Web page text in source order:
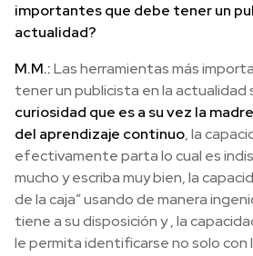
importantes que debe tener un
actualidad?
M.M.:Las herramientas más
tener un publicista en la actualidad
curiosidad que es a su vez la
del aprendizaje continuo, la
efectivamente parta lo cual es
mucho y escriba muy bien, la
de la caja” usando de manera
tiene a su disposición y , la
le permita identificarse no solo con